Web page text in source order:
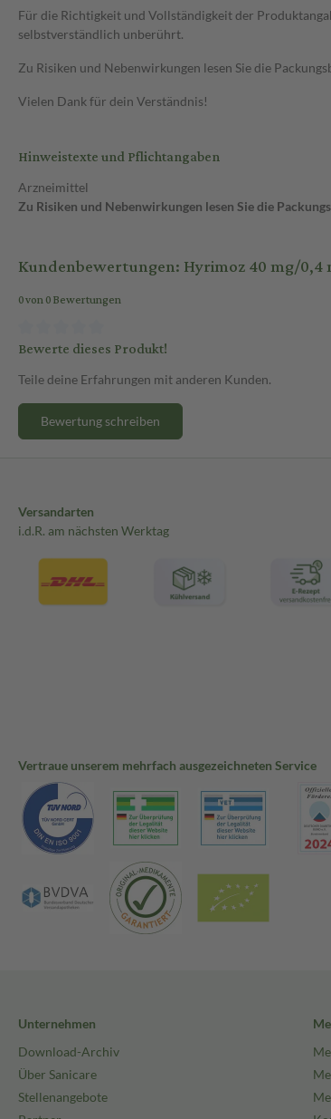
Für die Richtigkeit und Vollständigkeit der
selbstverständlich unberührt.
Zu Risiken und Nebenwirkungen lesen Sie die
Vielen Dank für dein Verständnis!
Hinweistexte und Pflichtangaben
Arzneimittel
Zu Risiken und Nebenwirkungen lesen Sie die
Kundenbewertungen: Hyrimoz 40 mg/
0 von 0 Bewertungen
Bewerte dieses Produkt!
Teile deine Erfahrungen mit anderen Kunden.
Bewertung schreiben
Versandarten
i.d.R. am nächsten Werktag
Vertraue unserem mehrfach ausgezeichneten Service
Unternehmen
Download-Archiv
Über Sanicare
Stellenangebote